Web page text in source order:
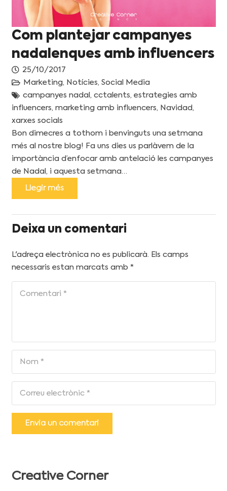
Com plantejar campanyes
nadalenques amb influencers
25/10/2017
Marketing, Notícies, Social Media
campanyes nadal , cctalents, estrategies amb
influencers, marketing amb influencers, Navidad,
xarxes socials
Bon dimecres a tothom i benvinguts una setmana
més al nostre blog! Fa uns dies us parlàvem de la
importància d’enfocar amb antelació les campanyes
de Nadal, i aquesta setmana…
Llegir més
Deixa un comentari
L'adreça electrònica no es publicarà. Els camps
necessaris estan marcats amb *
Envia un comentari
Creative Corner